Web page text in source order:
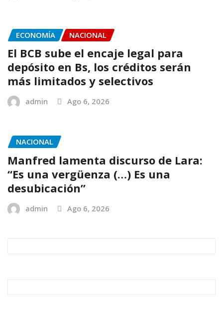
ECONOMÍA NACIONAL
El BCB sube el encaje legal para
depósito en Bs, los créditos serán
más limitados y selectivos
admin Ago 6, 2026
NACIONAL
Manfred lamenta discurso de Lara:
“Es una vergüenza (…) Es una
desubicación”
admin Ago 6, 2026